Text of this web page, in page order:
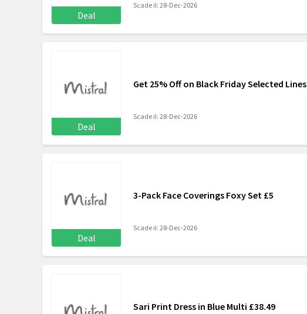
Deal
Scade il: 28-Dec-2026
Deal
Get 25% Off on Black Friday Selected Lines
Scade il: 28-Dec-2026
Deal
3-Pack Face Coverings Foxy Set £5
Scade il: 28-Dec-2026
Sari Print Dress in Blue Multi £38.49